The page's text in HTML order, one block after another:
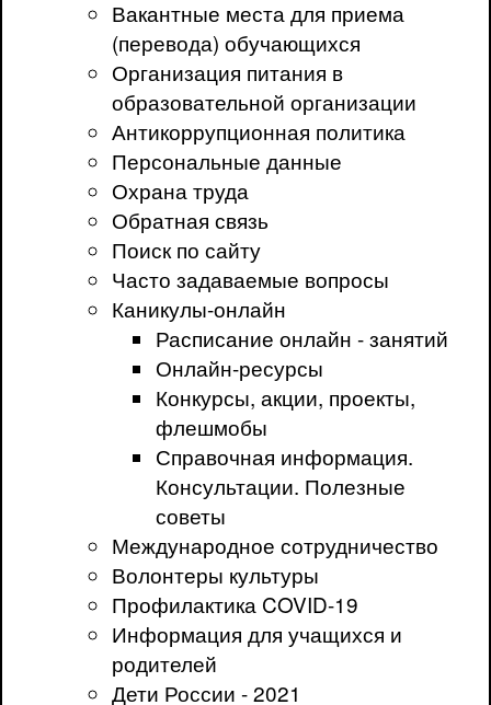
Вакантные места для приема
(перевода) обучающихся
Организация питания в
образовательной организации
Антикоррупционная политика
Персональные данные
Охрана труда
Обратная связь
Поиск по сайту
Часто задаваемые вопросы
Каникулы-онлайн
Расписание онлайн - занятий
Онлайн-ресурсы
Конкурсы, акции, проекты,
флешмобы
Справочная информация.
Консультации. Полезные
советы
Международное сотрудничество
Волонтеры культуры
Профилактика COVID-19
Информация для учащихся и
родителей
Дети России - 2021